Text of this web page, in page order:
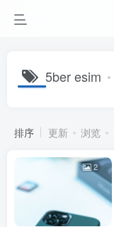
5ber esim
排序 更新 浏览
2